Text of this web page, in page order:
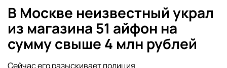
В Москве неизвестный украл
из магазина 51 айфон на
сумму свыше 4 млн рублей
Сейчас его разыскивает полиция